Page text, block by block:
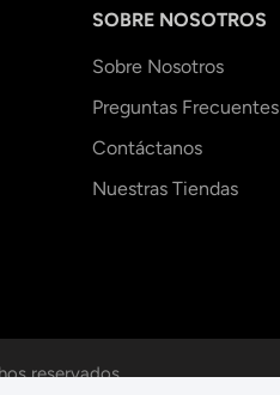
SOBRE NOSOTROS
Sobre Nosotros
Preguntas Frecuentes
Contáctanos
Nuestras Tiendas
reservados.